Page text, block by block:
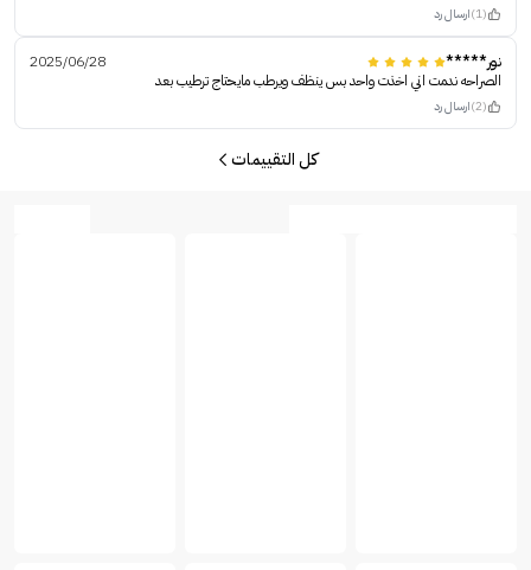
(1) ارسال رد
نور*****
2025/06/28
الصراحه ندمت اني اخذت واحد بس ينظف ويرطب مايحتاج ترطيب بعد
(2) ارسال رد
كل التقييمات